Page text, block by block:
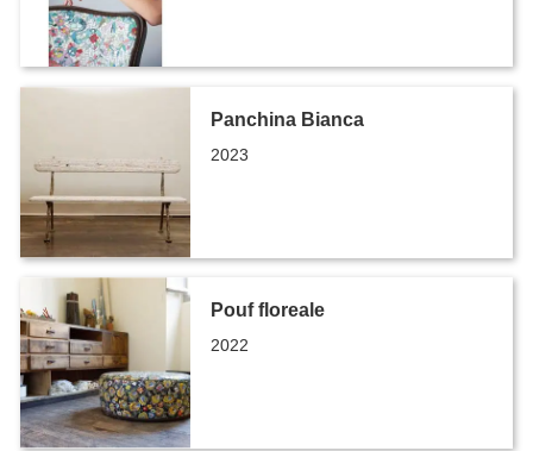
Panchina Bianca
2023
Pouf floreale
2022